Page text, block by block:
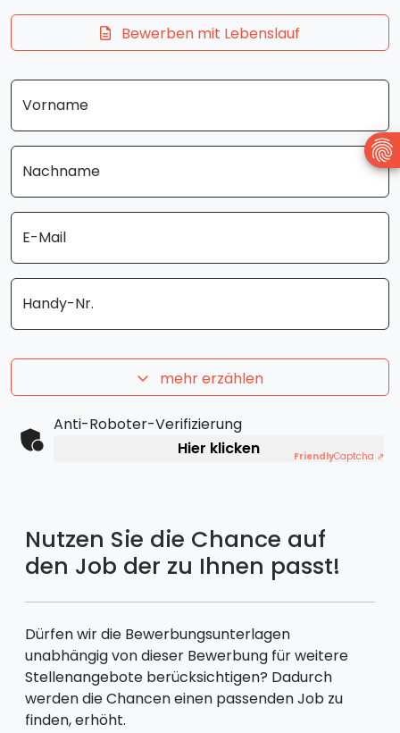
Bewerben mit Lebenslauf
Vorname
Nachname
E-Mail
Handy-Nr.
mehr erzählen
Anti-Roboter-Verifizierung
Hier klicken
FriendlyCaptcha ⇗
Nutzen Sie die Chance auf
den Job der zu Ihnen passt!
Dürfen wir die Bewerbungsunterlagen
unabhängig von dieser Bewerbung für weitere
Stellenangebote berücksichtigen? Dadurch
werden die Chancen einen passenden Job zu
finden, erhöht.